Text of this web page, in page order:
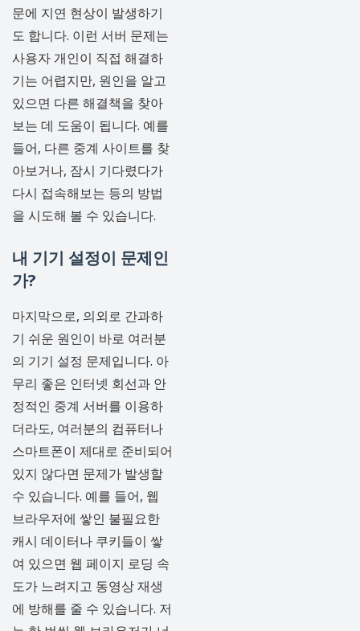
문에 지연 현상이 발생하기
도 합니다. 이런 서버 문제는
사용자 개인이 직접 해결하
기는 어렵지만, 원인을 알고
있으면 다른 해결책을 찾아
보는 데 도움이 됩니다. 예를
들어, 다른 중계 사이트를 찾
아보거나, 잠시 기다렸다가
다시 접속해보는 등의 방법
을 시도해 볼 수 있습니다.
내 기기 설정이 문제인
가?
마지막으로, 의외로 간과하
기 쉬운 원인이 바로 여러분
의 기기 설정 문제입니다. 아
무리 좋은 인터넷 회선과 안
정적인 중계 서버를 이용하
더라도, 여러분의 컴퓨터나
스마트폰이 제대로 준비되어
있지 않다면 문제가 발생할
수 있습니다. 예를 들어, 웹
브라우저에 쌓인 불필요한
캐시 데이터나 쿠키들이 쌓
여 있으면 웹 페이지 로딩 속
도가 느려지고 동영상 재생
에 방해를 줄 수 있습니다. 저